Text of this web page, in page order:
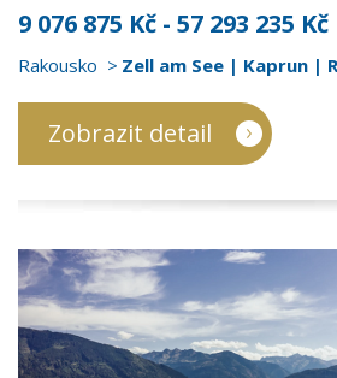
9 076 875 Kč - 57 293 235 Kč
Rakousko Zell am See | Kaprun |
Zobrazit detail